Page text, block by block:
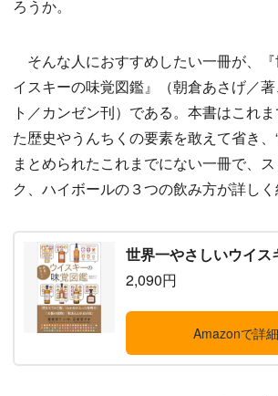
ろうか。
そんな人におすすめしたい一冊が、
イスキーの味覚図鑑』（朝倉あさげ／
ト／カンゼン刊）である。本書はこれ
た歴史やうんちくの要素を敢えて省き、
まとめられたこれまでにない一冊で、
ク、ハイボールの３つの飲み方が詳しく
世界一やさしいウイス
2,090円
Amazonで詳